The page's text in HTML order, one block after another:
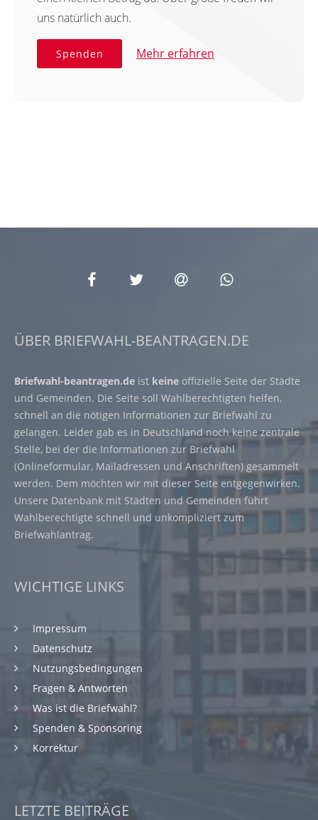
uns natürlich auch.
Spenden Mehr erfahren
ÜBER BRIEFWAHL-BEANTRAGEN.DE
Briefwahl-beantragen.de ist keine offizielle Seite der Städte
und Gemeinden. Die Seite soll Wahlberechtigten helfen,
schnell an die nötigen Informationen zur Briefwahl zu
gelangen. Leider gab es in Deutschland noch keine zentrale
Stelle, bei der die Informationen zur Briefwahl
(Onlineformular, Mailadressen und Anschriften) gesammelt
werden. Dem möchten wir mit dieser Seite entgegenwirken.
Unsere Datenbank mit Städten und Gemeinden führt
Wahlberechtigte schnell und unkompliziert zum
Briefwahlantrag.
WICHTIGE LINKS
Impressum
Datenschutz
Nutzungsbedingungen
Fragen & Antworten
Was ist die Briefwahl?
Spenden & Sponsoring
Korrektur
LETZTE BEITRÄGE